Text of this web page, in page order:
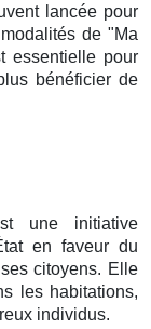
lancée pour
de "Ma
essentielle pour
bénéficier de
une initiative
en faveur du
citoyens. Elle
les habitations,
individus.